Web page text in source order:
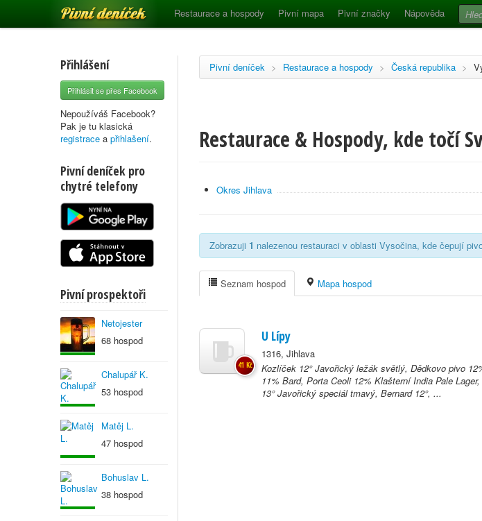
Pivní deníček Restaurace a hospody Pivní mapa Pivní značky Nápověda
Přihlášení
Přihlásit se přes Facebook
Nepoužíváš Facebook?
Pak je tu klasická
registrace a přihlašení.
Pivní deníček pro
chytré telefony
Pivní prospektoři
Netojester
68 hospod
Chalupář K.
53 hospod
Matěj L.
47 hospod
Bohuslav L.
38 hospod
Pivní deníček > Restaurace a hospody > Česká republika >
Restaurace & Hospody, kde točí
Okres Jihlava
Zobrazuji 1 nalezenou restauraci v oblasti Vysočina, kde čepují
Seznam hospod Mapa hospod
U Lípy
1316, Jihlava
Kozlíček 12° Javořický ležák světlý, Dědkovo pivo
11% Bard, Porta Ceoli 12% Klašterní India Pale
13° Javořický speciál tmavý, Bernard 12°, ...
41 Kč